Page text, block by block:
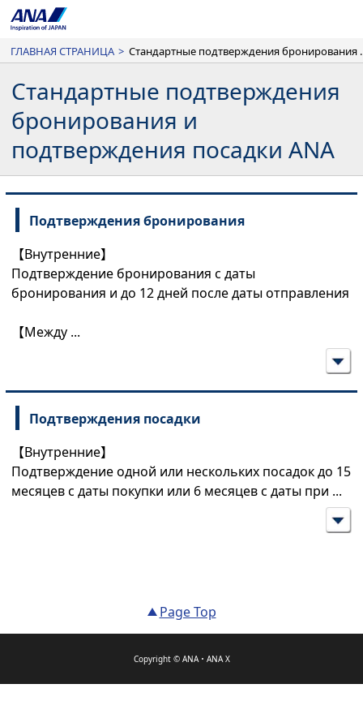
ГЛАВНАЯ СТРАНИЦА > Стандартные
Стандартные подтверждения
бронирования и
подтверждения посадки ANA
Подтверждения бронирования
【Внутренние】
Подтверждение бронирования с даты
бронирования и до 12 дней после даты отправления
【Между ...
Подтверждения посадки
【Внутренние】
Подтверждение одной или нескольких посадок до 15
месяцев с даты покупки или 6 месяцев с даты при ...
Page Top
Copyright © ANA・ANA X